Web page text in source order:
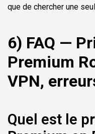
que de chercher une
6) FAQ —
Premium
VPN,
Quel est le